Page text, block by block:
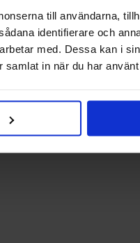
till användarna,
identifierare och
med. Dessa kan i
in när du har